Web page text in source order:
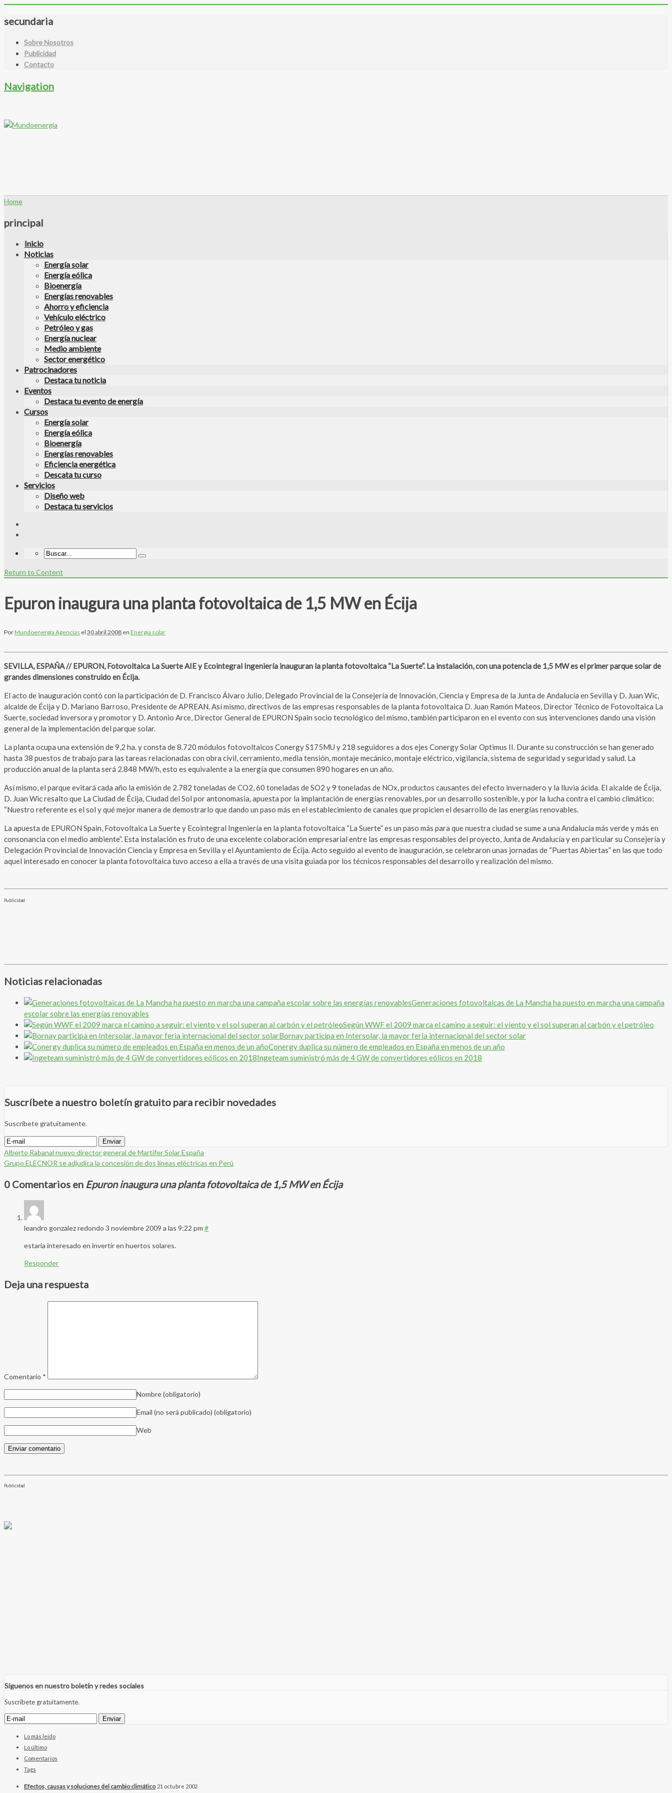
secundaria
Sobre Nosotros
Publicidad
Contacto
Navigation
Home
principal
Inicio
Noticias
Energía solar
Energía eólica
Bioenergía
Energías renovables
Ahorro y eficiencia
Vehículo eléctrico
Petróleo y gas
Energía nuclear
Medio ambiente
Sector energético
Patrocinadores
Destaca tu noticia
Eventos
Destaca tu evento de energía
Cursos
Energía solar
Energía eólica
Bioenergía
Energías renovables
Eficiencia energética
Descata tu curso
Servicios
Diseño web
Destaca tu servicios
Return to Content
Epuron inaugura una planta fotovoltaica de 1,5 MW en Écija
PorMundoenergía Agencias el 30 abril 2008 en Energía solar
SEVILLA, ESPAÑA // EPURON, Fotovoltaica La Suerte AIE y Ecointegral Ingeniería inauguran la planta fotovoltaica “La Suerte”. La instalación, con una potencia de 1,5 MW es el primer parque solar de
grandes dimensiones construido en Écija.
El acto de inauguración contó con la participación de D. Francisco Álvaro Julio, Delegado Provincial de la Consejería de Innovación, Ciencia y Empresa de la Junta de Andalucía en Sevilla y D. Juan Wic,
alcalde de Écija y D. Mariano Barroso, Presidente de APREAN. Así mismo, directivos de las empresas responsables de la planta fotovoltaica D. Juan Ramón Mateos, Director Técnico de Fotovoltaica La
Suerte, sociedad inversora y promotor y D. Antonio Arce, Director General de EPURON Spain socio tecnológico del mismo, también participaron en el evento con sus intervenciones dando una visión
general de la implementación del parque solar.
La planta ocupa una extensión de 9,2 ha. y consta de 8.720 módulos fotovoltaicos Conergy S175MU y 218 seguidores a dos ejes Conergy Solar Optimus II. Durante su construcción se han generado
hasta 38 puestos de trabajo para las tareas relacionadas con obra civil, cerramiento, media tensión, montaje mecánico, montaje eléctrico, vigilancia, sistema de seguridad y seguridad y salud. La
producción anual de la planta será 2.848 MW/h, esto es equivalente a la energía que consumen 890 hogares en un año.
Así mismo, el parque evitará cada año la emisión de 2.782 toneladas de CO2, 60 toneladas de SO2 y 9 toneladas de NOx, productos causantes del efecto invernadero y la lluvia ácida. El alcalde de Écija,
D. Juan Wic resalto que La Ciudad de Écija, Ciudad del Sol por antonomasia, apuesta por la implantación de energías renovables, por un desarrollo sostenible, y por la lucha contra el cambio climático:
“Nuestro referente es el sol y qué mejor manera de demostrarlo que dando un paso más en el establecimiento de canales que propicien el desarrollo de las energías renovables.
La apuesta de EPURON Spain, Fotovoltaica La Suerte y Ecointegral Ingeniería en la planta fotovoltaica “La Suerte” es un paso más para que nuestra ciudad se sume a una Andalucía más verde y más en
consonancia con el medio ambiente”. Esta instalación es fruto de una excelente colaboración empresarial entre las empresas responsables del proyecto, Junta de Andalucía y en particular su Consejería y
Delegación Provincial de Innovación Ciencia y Empresa en Sevilla y el Ayuntamiento de Écija. Acto seguido al evento de inauguración, se celebraron unas jornadas de “Puertas Abiertas” en las que todo
aquel interesado en conocer la planta fotovoltaica tuvo acceso a ella a través de una visita guiada por los técnicos responsables del desarrollo y realización del mismo.
Publicidad
Noticias relacionadas
Generaciones fotovoltaicas de La Mancha ha puesto en marcha una campaña
escolar sobre las energías renovables
Según WWF el 2009 marca el camino a seguir: el viento y el sol superan al carbón y el petróleo
Bornay participa en Intersolar, la mayor feria internacional del sector solar
Conergy duplica su número de empleados en España en menos de un año
Ingeteam suministró más de 4 GW de convertidores eólicos en 2018
Suscríbete a nuestro boletín gratuito para recibir novedades
Suscríbete gratuitamente.
Alberto Rabanal nuevo director general de Martifer Solar España
Grupo ELECNOR se adjudica la concesión de dos líneas eléctricas en Perú
0 Comentarios en Epuron inaugura una planta fotovoltaica de 1,5 MW en Écija
leandro gonzalez redondo 3 noviembre 2009 a las 9:22 pm #
estaria interesado en invertir en huertos solares.
Responder
Deja una respuesta
Comentario *
Nombre(obligatorio)
Email (no será publicado) (obligatorio)
Web
Publicidad
Síguenos en nuestro boletín y redes sociales
Suscríbete gratuitamente.
Lo más leído
Lo último
Comentarios
Tags
Efectos, causas y soluciones del cambio climático 21 octubre 2002